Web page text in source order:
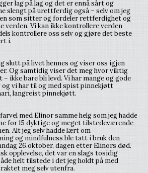
lag på lag og det er ennå sårt og
slengt på urettferdig også – selv om jeg
som sitter og fordeler rettferdighet og
verden. Vi kan ikke kontrollere verden
kontrollere oss selv og gjøre det beste
i.
slutt på livet hennes og viser oss igjen
Og samtidig viser det meg hvor viktig
ikke bare bli levd. Vi har mange og gode
vi har til og med spist pinnekjøtt
langreist pinnekjøtt.
med Elinor samme helg som jeg hadde
for 15 dyktige og meget tilstedeværende
Alt jeg selv hadde lært om
og mindfulness ble tatt i bruk den
26.oktober, dagen etter Elinors død.
opplevelse, det var en slags tosidig
helt tilstede i det jeg holdt på med
meg selv utenfra.